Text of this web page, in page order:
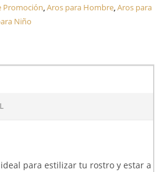
Promoción,Aros para Hombre,Aros para
Niño
para estilizar tu rostro y estar a